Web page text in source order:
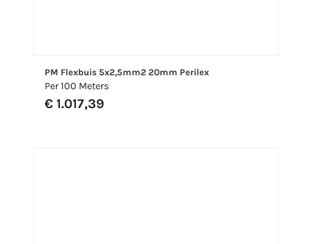
PM Flexbuis 5x2,5mm2 20mm Perilex
Per 100 Meters
€ 1.017,39